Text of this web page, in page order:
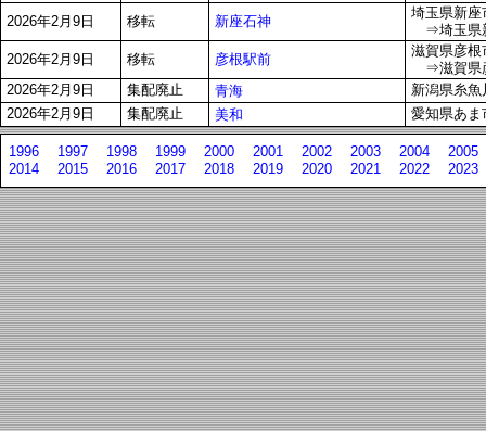
2026年2月9日
移転 新座石神
埼玉県新座
⇒埼玉県
2026年2月9日
移転 彦根駅前
滋賀県彦根
⇒滋賀県
2026年2月9日
集配廃止 青海
新潟県糸魚
2026年2月9日
集配廃止 美和 愛知県あま
1996 1997 1998 1999 2000 2001 2002 2003 2004
2005
2014
2015 2016 2017 2018 2019 2020 2021 2022 2023